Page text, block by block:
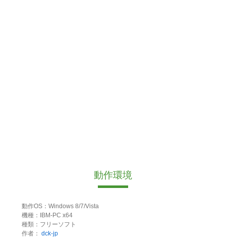
動作環境
動作OS：Windows 8/7/Vista
機種：IBM-PC x64
種類：フリーソフト
作者： dck-jp